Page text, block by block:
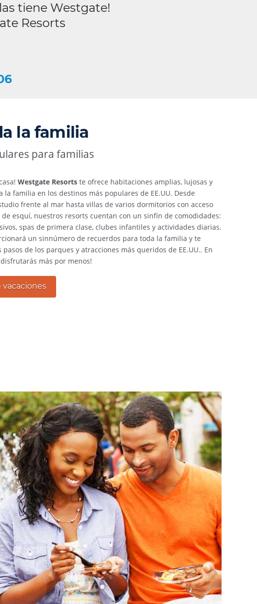
tiene Westgate!
Resorts
la familia
para familias
Westgate Resorts te ofrece habitaciones amplias, lujosas y
la familia en los destinos más populares de EE.UU. Desde
frente al mar hasta villas de varios dormitorios con acceso
esquí, nuestros resorts cuentan con un sinfín de comodidades:
spas de primera clase, clubes infantiles y actividades diarias.
un sinnúmero de recuerdos para toda la familia y te
de los parques y atracciones más queridos de EE.UU.. En
más por menos!
vacaciones